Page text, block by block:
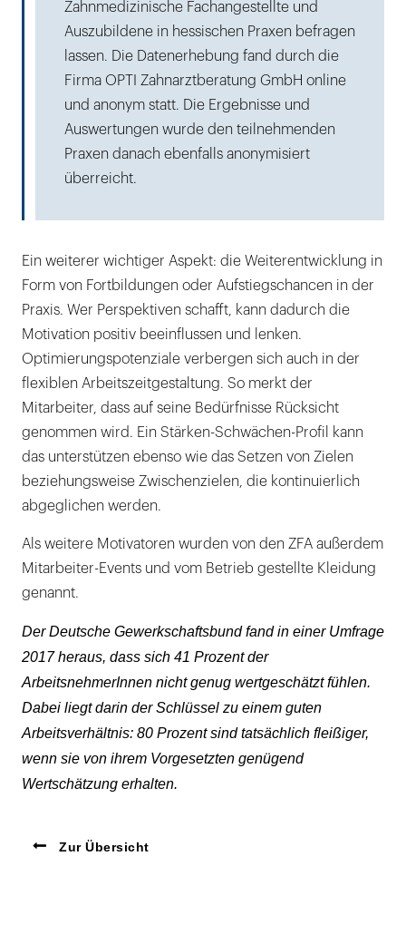
Zahnmedizinische Fachangestellte und
Auszubildene in hessischen Praxen befragen
lassen. Die Datenerhebung fand durch die
Firma OPTI Zahnarztberatung GmbH online
und anonym statt. Die Ergebnisse und
Auswertungen wurde den teilnehmenden
Praxen danach ebenfalls anonymisiert
überreicht.
Ein weiterer wichtiger Aspekt: die Weiterentwicklung in
Form von Fortbildungen oder Aufstiegschancen in der
Praxis. Wer Perspektiven schafft, kann dadurch die
Motivation positiv beeinflussen und lenken.
Optimierungspotenziale verbergen sich auch in der
flexiblen Arbeitszeitgestaltung. So merkt der
Mitarbeiter, dass auf seine Bedürfnisse Rücksicht
genommen wird. Ein Stärken-Schwächen-Profil kann
das unterstützen ebenso wie das Setzen von Zielen
beziehungsweise Zwischenzielen, die kontinuierlich
abgeglichen werden.
Als weitere Motivatoren wurden von den ZFA außerdem
Mitarbeiter-Events und vom Betrieb gestellte Kleidung
genannt.
Der Deutsche Gewerkschaftsbund fand in einer Umfrage
2017 heraus, dass sich 41 Prozent der
ArbeitsnehmerInnen nicht genug wertgeschätzt fühlen.
Dabei liegt darin der Schlüssel zu einem guten
Arbeitsverhältnis: 80 Prozent sind tatsächlich fleißiger,
wenn sie von ihrem Vorgesetzten genügend
Wertschätzung erhalten.
Zur Übersicht